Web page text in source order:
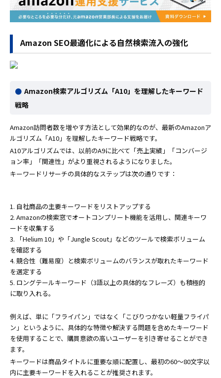
Amazon SEO最適化による自然検索流入の強化
Amazon検索アルゴリズム「A10」を理解したキーワード
戦略
Amazon訪問者数を増やす方法として効果的なのが、最新のAmazonア
ルゴリズム「A10」を理解したキーワード戦略です。
A10アルゴリズムでは、以前のA9に比べて「売上実績」「コンバージ
ョン率」「関連性」がより重視されるようになりました。
キーワードリサーチの具体的なステップは次の通りです：
1. 自社商品の主要キーワードをリストアップする
2. Amazonの検索窓でオートコンプリート機能を活用し、関連キーワ
ードを収集する
3. 「Helium 10」や「Jungle Scout」などのツールで検索ボリューム
を確認する
4. 競合性（難易度）と検索ボリュームのバランスが取れたキーワード
を選定する
5. ロングテールキーワード（3語以上の具体的なフレーズ）も積極的
に取り入れる。
例えば、単に「フライパン」ではなく「こびりつかない軽量フライパ
ン」というように、具体的な特徴や解決する問題を含めたキーワード
を使用することで、購買意欲の高いユーザーを引き寄せることができ
ます。
キーワードは商品タイトルに重要な順に配置し、最初の60〜80文字以
内に主要キーワードを入れることが推奨されます。